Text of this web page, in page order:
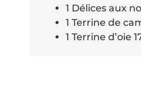
1 Délices aux
1 Terrine de
1 Terrine d’oie